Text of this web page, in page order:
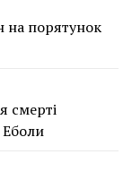
на порятунок
смерті